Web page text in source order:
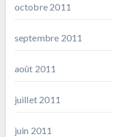
octobre 2011
septembre 2011
août 2011
juillet 2011
juin 2011